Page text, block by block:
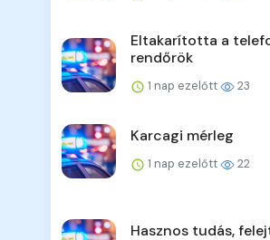
Eltakarította a
rendőrök
1 nap ezelőtt 23
Karcagi mérleg
1 nap ezelőtt 22
Hasznos tudás,